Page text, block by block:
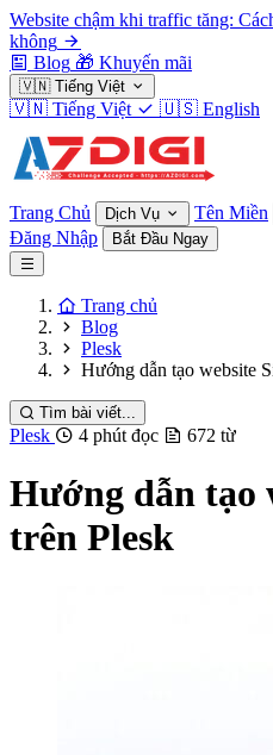
Website chậm khi traffic tăng:
không
Blog 🎁 Khuyến mãi
🇻🇳 Tiếng Việt
🇻🇳 Tiếng Việt 🇺🇸 English
Trang Chủ Dịch Vụ Tên Miền
Đăng Nhập Bắt Đầu Ngay
Trang chủ
Blog
Plesk
Hướng dẫn tạo website
Tìm bài viết...
Plesk 4 phút đọc 672 từ
Hướng dẫn tạo
trên Plesk